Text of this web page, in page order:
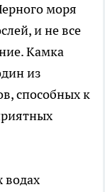
моря
и не все
Камка
из
способных к
водах